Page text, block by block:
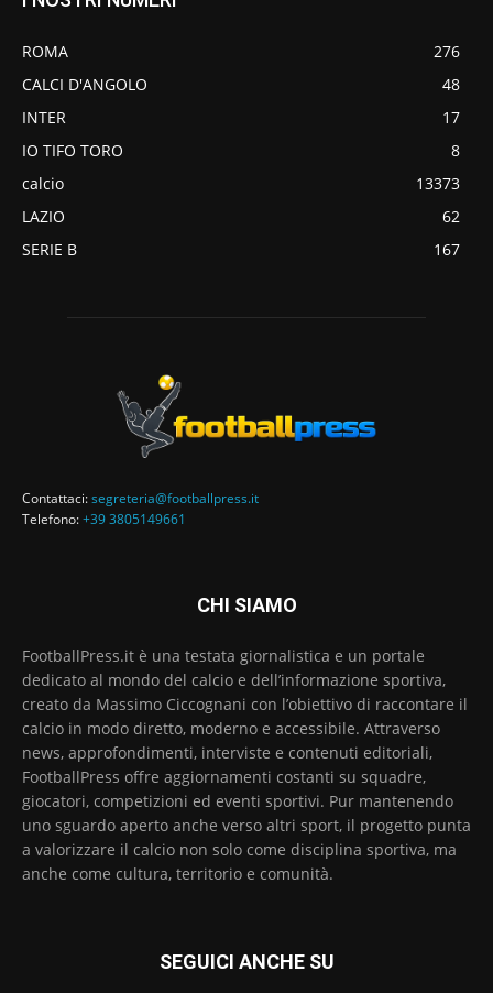
ROMA
276
CALCI D'ANGOLO
48
INTER
17
IO TIFO TORO
8
calcio
13373
LAZIO
62
SERIE B
167
Contattaci:segreteria@footballpress.it
Telefono:+39 3805149661
CHI SIAMO
FootballPress.it è una testata giornalistica e un portale
dedicato al mondo del calcio e dell’informazione sportiva,
creato da Massimo Ciccognani con l’obiettivo di raccontare il
calcio in modo diretto, moderno e accessibile. Attraverso
news, approfondimenti, interviste e contenuti editoriali,
FootballPress offre aggiornamenti costanti su squadre,
giocatori, competizioni ed eventi sportivi. Pur mantenendo
uno sguardo aperto anche verso altri sport, il progetto punta
a valorizzare il calcio non solo come disciplina sportiva, ma
anche come cultura, territorio e comunità.
SEGUICI ANCHE SU